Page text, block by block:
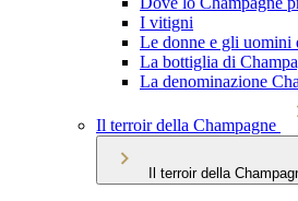
I vitigni
Le donne e gli uomini
La bottiglia di
La denominazione
Il terroir della Champagne
Il terroir della